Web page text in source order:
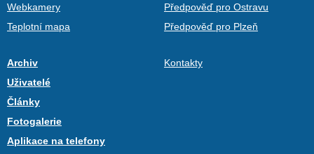
Webkamery
Teplotní mapa
Předpověď pro Ostravu
Předpověď pro Plzeň
Archiv
Uživatelé
Články
Fotogalerie
Aplikace na telefony
Kontakty